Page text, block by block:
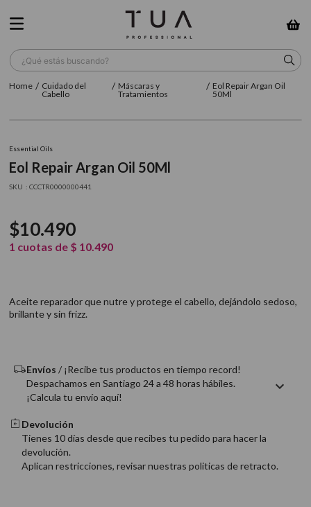
¿Qué estás buscando?
Cuidado del
Cabello
Máscaras y
Tratamientos
Eol Repair Argan Oil
50Ml
Essential Oils
Eol Repair Argan Oil 50Ml
: CCCTR0000000441
$10.490
1 cuotas de $ 10.490
Aceite reparador que nutre y protege el cabello, dejándolo sedoso,
brillante y sin frizz.
Envíos / ¡Recibe tus productos en tiempo record!
Despachamos en Santiago 24 a 48 horas hábiles.
¡Calcula tu envío aquí!
Devolución
Tienes 10 días desde que recibes tu pedido para hacer la
devolución.
Aplican restricciones, revisar nuestras politicas de retracto.
TÉRMINOS MÁS BUSCADOS
2. sow
3. farmavita
5. cepillo
6. gama
9. acondicionador